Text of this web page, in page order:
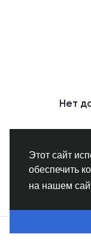
Этот сайт
обеспечить
на нашем
Найти
Нет